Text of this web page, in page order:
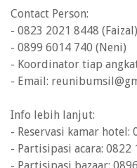
Contact Person:
- 0823 2021 8448 (Faizal)
- 0899 6014 740 (Neni)
- Koordinator tiap
- Email:
Info lebih lanjut:
- Reservasi kamar hotel:
- Partisipasi acara: